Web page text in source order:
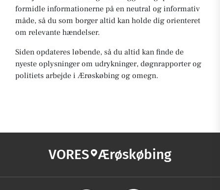
formidle informationerne på en neutral og informativ
måde, så du som borger altid kan holde dig orienteret
om relevante hændelser.
Siden opdateres løbende, så du altid kan finde de
nyeste oplysninger om udrykninger, døgnrapporter og
politiets arbejde i Ærøskøbing og omegn.
VORES Ærøskøbing